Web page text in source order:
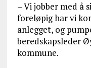
– Vi jobber med å
foreløpig har vi
anlegget, og
beredskapsleder
kommune.